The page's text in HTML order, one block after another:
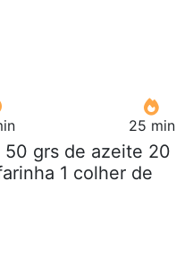
25 min
50 grs de azeite 20
1 colher de